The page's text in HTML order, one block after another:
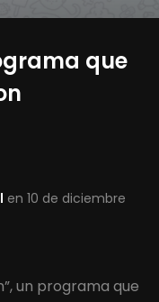
que
en 10 de diciembre
un programa que